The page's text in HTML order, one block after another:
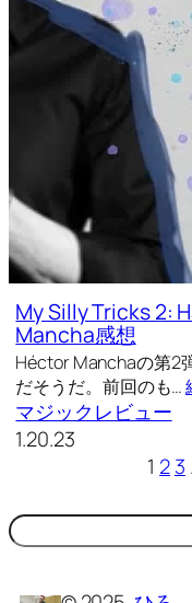
My Silly Tricks 2:
Mancha感想
Héctor Manchaの第2
だそうだ。前回のも…
マジックレビュー
1.20.23
1 23
検
索